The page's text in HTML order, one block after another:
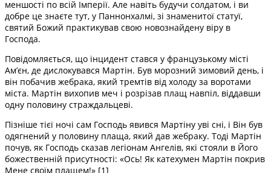
меншості по всій Імперії. Але навіть будучи солдатом, і ви
добре це знаєте тут, у Паннонхалмі, зі знаменитої статуї,
святий Божий практикував свою новознайдену віру в
Господа.
Повідомляється, що інцидент стався у французькому місті
Ам’єн, де дислокувався Мартін. Був морозний зимовий день, і
він побачив жебрака, який тремтів від холоду за воротами
міста. Мартін вихопив меч і розрізав плащ навпіл, віддавши
одну половину страждальцеві.
Пізніше тієї ночі сам Господь явився Мартіну уві сні, і Він був
одягнений у половину плаща, який дав жебраку. Тоді Мартін
почув, як Господь сказав легіонам Ангелів, які стояли в Його
божественній присутності: «Ось! Як катехумен Мартін покрив
Мене своїм плащем!» [1]